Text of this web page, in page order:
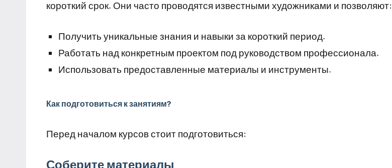
короткий срок. Они часто проводятся известными художниками и позволяют:
Получить уникальные знания и навыки за короткий период.
Работать над конкретным проектом под руководством профессионала.
Использовать предоставленные материалы и инструменты.
Как подготовиться к занятиям?
Перед началом курсов стоит подготовиться:
Соберите материалы